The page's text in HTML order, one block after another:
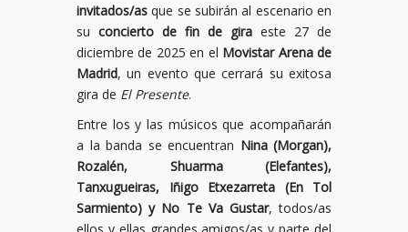
invitados/as que se subirán al escenario en
su concierto de fin de gira este 27 de
diciembre de 2025 en el Movistar Arena de
Madrid, un evento que cerrará su exitosa
gira de El Presente.
Entre los y las músicos que acompañarán
a la banda se encuentran Nina (Morgan),
Rozalén, Shuarma (Elefantes),
Tanxugueiras, Iñigo Etxezarreta (En Tol
Sarmiento) y No Te Va Gustar, todos/as
ellos y ellas grandes amigos/as y parte del